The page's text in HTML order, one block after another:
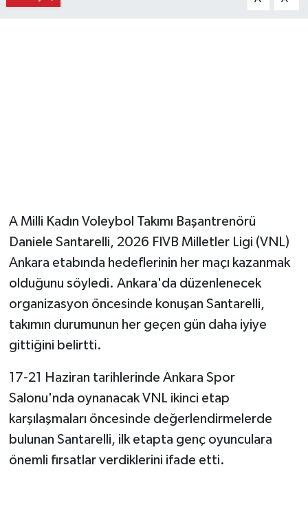
A Milli Kadın Voleybol Takımı Başantrenörü
Daniele Santarelli, 2026 FIVB Milletler Ligi (VNL)
Ankara etabında hedeflerinin her maçı kazanmak
olduğunu söyledi. Ankara'da düzenlenecek
organizasyon öncesinde konuşan Santarelli,
takımın durumunun her geçen gün daha iyiye
gittiğini belirtti.
17-21 Haziran tarihlerinde Ankara Spor
Salonu'nda oynanacak VNL ikinci etap
karşılaşmaları öncesinde değerlendirmelerde
bulunan Santarelli, ilk etapta genç oyunculara
önemli fırsatlar verdiklerini ifade etti.
Siyaset
Sonsöz Özel
Spor
Vasıta
Yaşam